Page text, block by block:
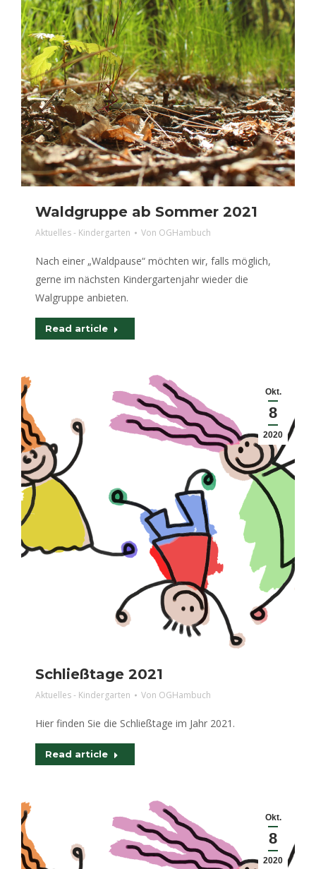
Waldgruppe ab Sommer 2021
Aktuelles - Kindergarten Von OGHambuch
Nach einer „Waldpause“ möchten wir, falls möglich,
gerne im nächsten Kindergartenjahr wieder die
Walgruppe anbieten.
Read article
Okt.
8
2020
Schließtage 2021
Aktuelles - Kindergarten Von OGHambuch
Hier finden Sie die Schließtage im Jahr 2021.
Read article
Okt.
8
2020